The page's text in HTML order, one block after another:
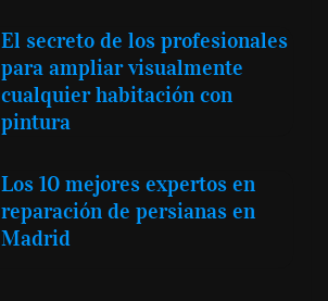
El secreto de los profesionales
para ampliar visualmente
cualquier habitación con
pintura
Los 10 mejores expertos en
reparación de persianas en
Madrid